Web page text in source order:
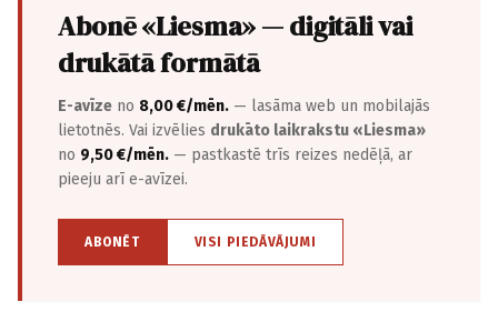
Abonē «Liesma» — digitāli vai
drukātā formātā
E-avīze no 8,00 €/mēn. — lasāma web un mobilajās
lietotnēs. Vai izvēlies drukāto laikrakstu «Liesma»
no 9,50 €/mēn. — pastkastē trīs reizes nedēļā, ar
pieeju arī e-avīzei.
ABONĒT VISI PIEDĀVĀJUMI